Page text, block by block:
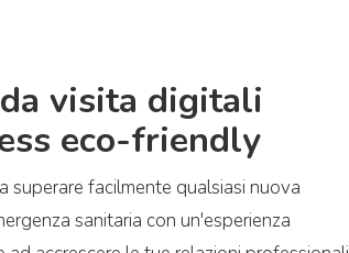
visita digitali
eco-friendly
superare facilmente qualsiasi nuova
sanitaria con un'esperienza